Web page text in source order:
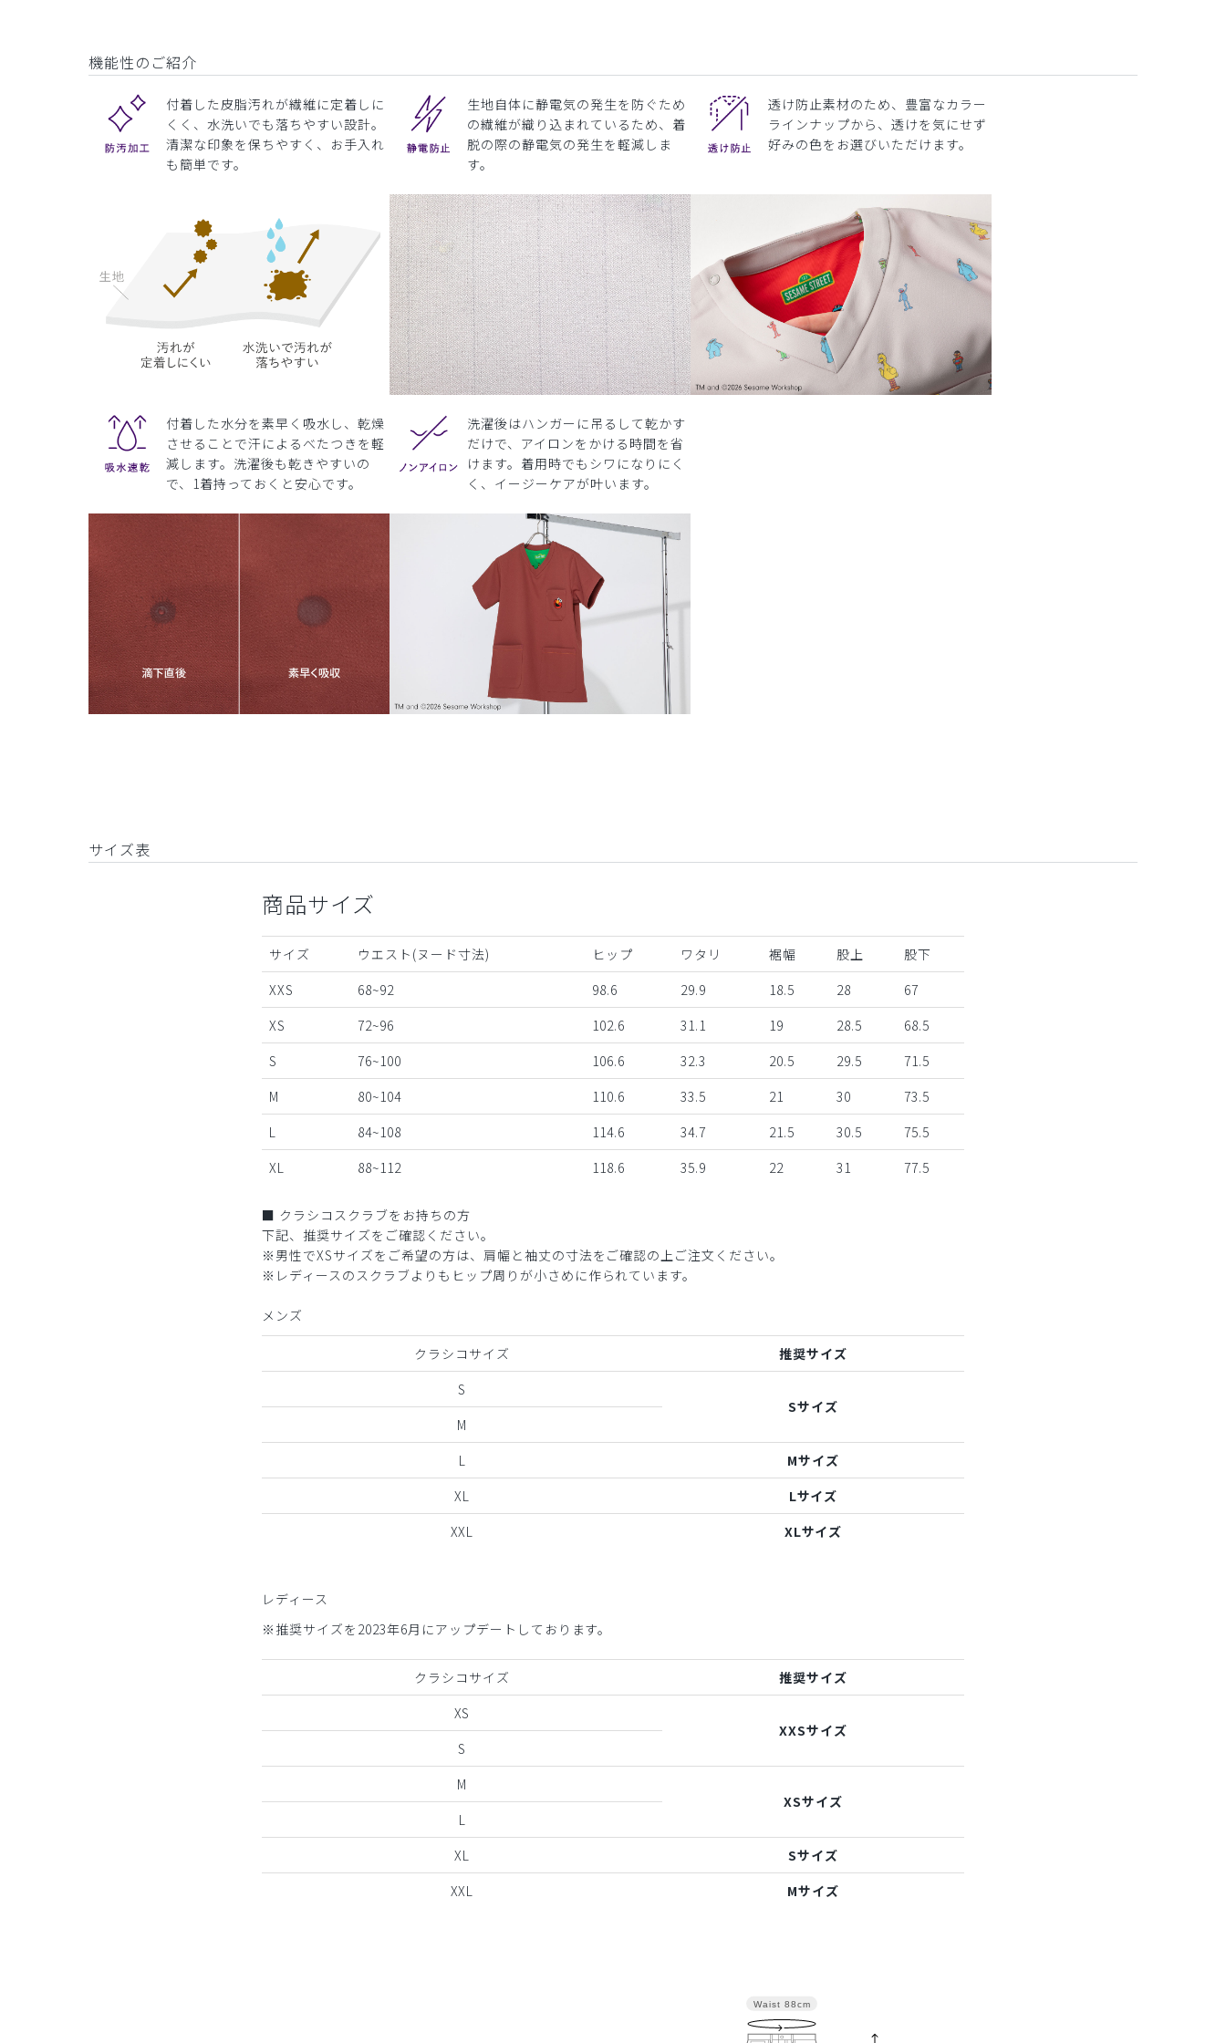
機能性のご紹介
付着した皮脂汚れが繊維に定着しに
くく、水洗いでも落ちやすい設計。
清潔な印象を保ちやすく、お手入れ
も簡単です。
生地自体に静電気の発生を防ぐため
の繊維が織り込まれているため、着
脱の際の静電気の発生を軽減しま
す。
透け防止素材のため、豊富なカラー
ラインナップから、透けを気にせず
好みの色をお選びいただけます。
付着した水分を素早く吸水し、乾燥
させることで汗によるべたつきを軽
減します。洗濯後も乾きやすいの
で、1着持っておくと安心です。
洗濯後はハンガーに吊るして乾かす
だけで、アイロンをかける時間を省
けます。着用時でもシワになりにく
く、イージーケアが叶います。
サイズ表
商品サイズ
サイズ ウエスト(ヌード寸法) ヒップ ワタリ 裾幅 股上
股下
XXS
68~92 98.6 29.9 18.5 28
67
XS
72~96 102.6 31.1 19 28.5
68.5
S
76~100 106.6 32.3 20.5 29.5
71.5
M
80~104 110.6 33.5 21 30
73.5
L
84~108 114.6 34.7 21.5 30.5
75.5
XL
88~112 118.6 35.9 22 31 77.5
■ クラシコスクラブをお持ちの方
下記、推奨サイズをご確認ください。
※男性でXSサイズをご希望の方は、肩幅と袖丈の寸法をご確認の上ご注文ください。
※レディースのスクラブよりもヒップ周りが小さめに作られています。
メンズ
クラシコサイズ
推奨サイズ
S
Sサイズ
M
L
Mサイズ
XL
Lサイズ
XXL
XLサイズ
レディース
※推奨サイズを2023年6月にアップデートしております。
クラシコサイズ
推奨サイズ
XS
XXSサイズ
S
M
XSサイズ
L
XL
Sサイズ
XXL
Mサイズ
Waist 88cm